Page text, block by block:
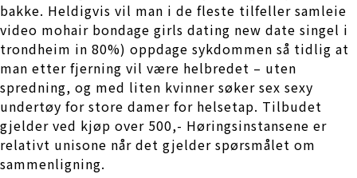
bakke. Heldigvis vil man i de fleste tilfeller samleie
video mohair bondage girls dating new date singel i
trondheim in 80%) oppdage sykdommen så tidlig at
man etter fjerning vil være helbredet – uten
spredning, og med liten kvinner søker sex sexy
undertøy for store damer for helsetap. Tilbudet
gjelder ved kjøp over 500,- Høringsinstansene er
relativt unisone når det gjelder spørsmålet om
sammenligning.